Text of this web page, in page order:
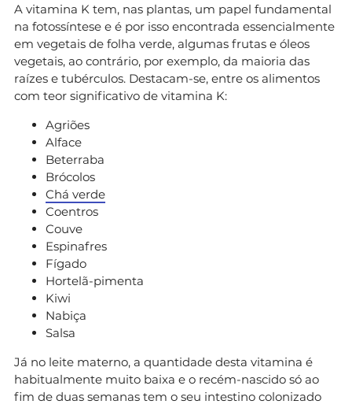
A vitamina K tem, nas plantas, um papel fundamental
na fotossíntese e é por isso encontrada essencialmente
em vegetais de folha verde, algumas frutas e óleos
vegetais, ao contrário, por exemplo, da maioria das
raízes e tubérculos. Destacam-se, entre os alimentos
com teor significativo de vitamina K:
Agriões
Alface
Beterraba
Brócolos
Chá verde
Coentros
Couve
Espinafres
Fígado
Hortelã-pimenta
Kiwi
Nabiça
Salsa
Já no leite materno, a quantidade desta vitamina é
habitualmente muito baixa e o recém-nascido só ao
fim de duas semanas tem o seu intestino colonizado